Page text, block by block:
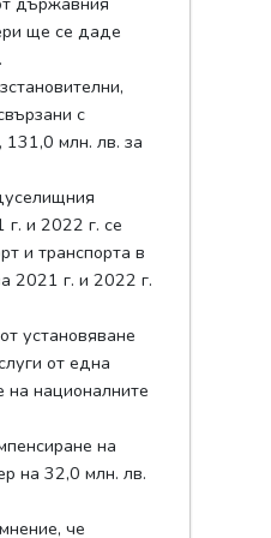
ще се даде
с
млн. лв. за
и 2022 г. се
и транспорта в
2021 г. и 2022 г.
установяване
от една
на националните
на
на 32,0 млн. лв.
че